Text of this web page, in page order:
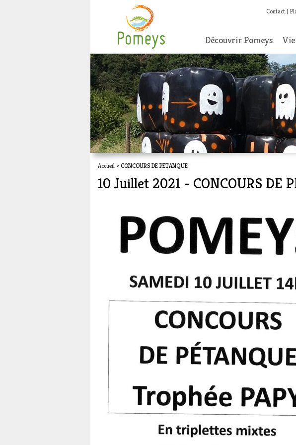
Contact
Découvrir Pomeys
Accueil > CONCOURS DE PETANQUE
10 Juillet 2021 - CONCOURS DE